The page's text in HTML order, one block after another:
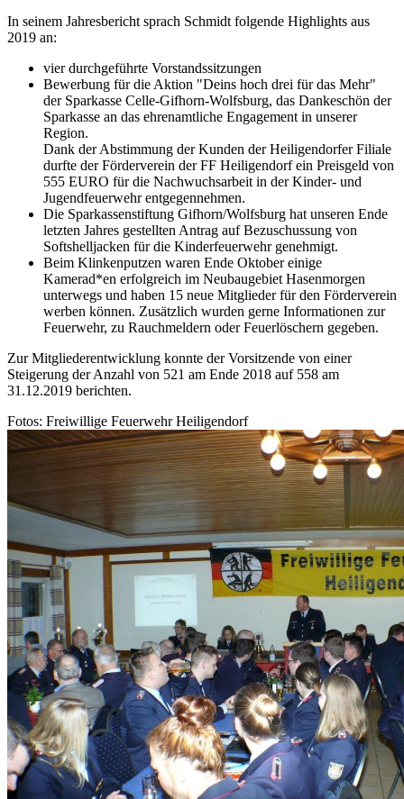
In seinem Jahresbericht sprach Schmidt folgende Highlights aus
2019 an:
vier durchgeführte Vorstandssitzungen
Bewerbung für die Aktion "Deins hoch drei für das Mehr"
der Sparkasse Celle-Gifhorn-Wolfsburg, das Dankeschön der
Sparkasse an das ehrenamtliche Engagement in unserer
Region.
Dank der Abstimmung der Kunden der Heiligendorfer Filiale
durfte der Förderverein der FF Heiligendorf ein Preisgeld von
555 EURO für die Nachwuchsarbeit in der Kinder- und
Jugendfeuerwehr entgegennehmen.
Die Sparkassenstiftung Gifhorn/Wolfsburg hat unseren Ende
letzten Jahres gestellten Antrag auf Bezuschussung von
Softshelljacken für die Kinderfeuerwehr genehmigt.
Beim Klinkenputzen waren Ende Oktober einige
Kamerad*en erfolgreich im Neubaugebiet Hasenmorgen
unterwegs und haben 15 neue Mitglieder für den Förderverein
werben können. Zusätzlich wurden gerne Informationen zur
Feuerwehr, zu Rauchmeldern oder Feuerlöschern gegeben.
Zur Mitgliederentwicklung konnte der Vorsitzende von einer
Steigerung der Anzahl von 521 am Ende 2018 auf 558 am
31.12.2019 berichten.
Fotos: Freiwillige Feuerwehr Heiligendorf